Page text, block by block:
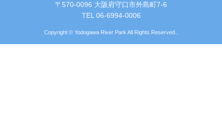
〒570-0096 大阪府守口市外島町7-6
TEL 06-6994-0006
Copyright © Yodogawa River Park All Rights Reserved..